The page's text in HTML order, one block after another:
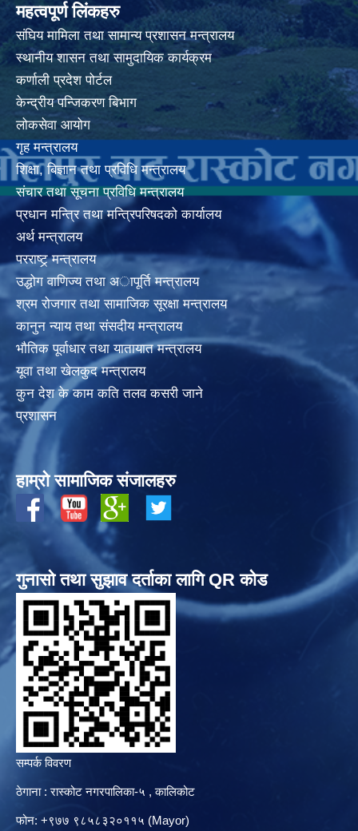
महत्वपूर्ण लिंकहरु
संघिय मामिला तथा सामान्य प्रशासन मन्त्रालय
स्थानीय शासन तथा सामुदायिक कार्यक्रम
कर्णाली प्रदेश पोर्टल
केन्द्रीय पन्जिकरण बिभाग
लोकसेवा आयोग
गृह मन्त्रालय
शिक्षा, बिज्ञान तथा प्रविधि मन्त्रालय
संचार तथा सूचना प्रविधि मन्त्रालय
प्रधान मन्त्रि तथा मन्त्रिपरिषदको कार्यालय
अर्थ मन्त्रालय
परराष्ट्र् मन्त्रालय
उद्धोग वाणिज्य तथा अापूर्ति मन्त्रालय
श्रम रोजगार तथा सामाजिक सूरक्षा मन्त्रालय
कानुन न्याय तथा संसदीय मन्त्रालय
भाैतिक पूर्वाधार तथा यातायात मन्त्रालय
यूवा तथा खेलकुद मन्त्रालय
कुन देश के काम कति तलव कसरी जाने
प्रशासन
हाम्रो सामाजिक संजालहरु
गुनासो तथा सुझाव दर्ताका लागि QR कोड
सम्पर्क विवरण
ठेगाना : रास्कोट नगरपालिका-५ , कालिकोट
फोन: +९७७ ९८५८३२०११५ (Mayor)